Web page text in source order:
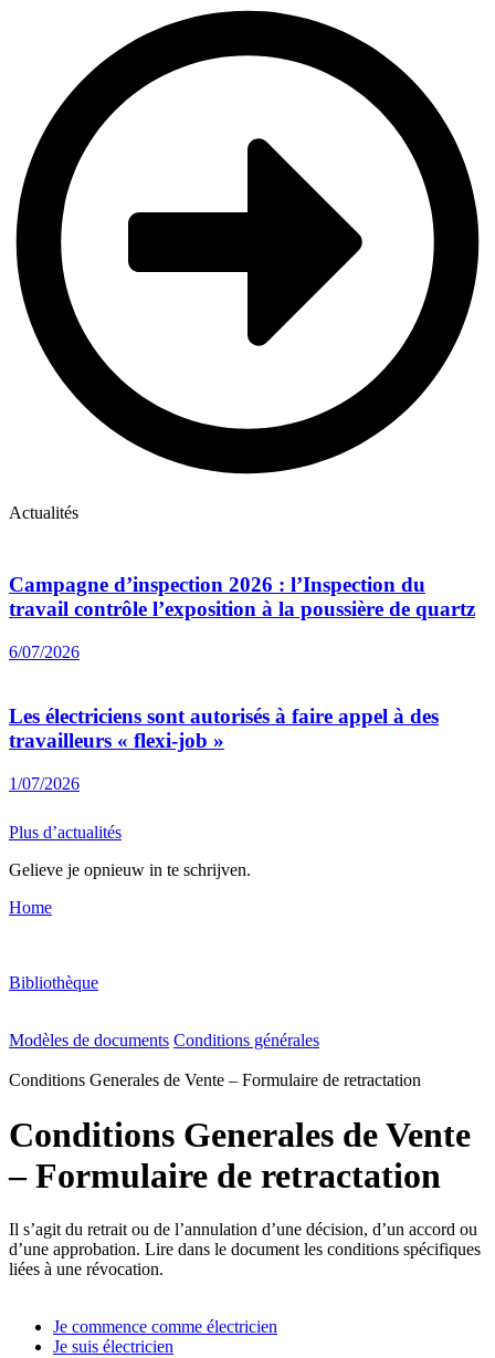
Actualités
Campagne d’inspection 2026 : l’Inspection du
travail contrôle l’exposition à la poussière de quartz
6/07/2026
Les électriciens sont autorisés à faire appel à des
travailleurs « flexi-job »
1/07/2026
Plus d’actualités
Gelieve je opnieuw in te schrijven.
Home
Bibliothèque
Modèles de documents Conditions générales
Conditions Generales de Vente – Formulaire de retractation
Conditions Generales de Vente
– Formulaire de retractation
Il s’agit du retrait ou de l’annulation d’une décision, d’un accord ou
d’une approbation. Lire dans le document les conditions spécifiques
liées à une révocation.
Je commence comme électricien
Je suis électricien